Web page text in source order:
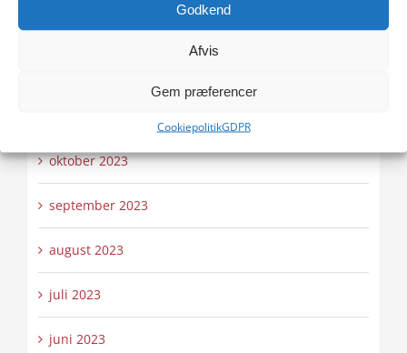
Godkend
Afvis
Gem præferencer
CookiepolitikGDPR
januar 2024
oktober 2023
september 2023
august 2023
juli 2023
juni 2023